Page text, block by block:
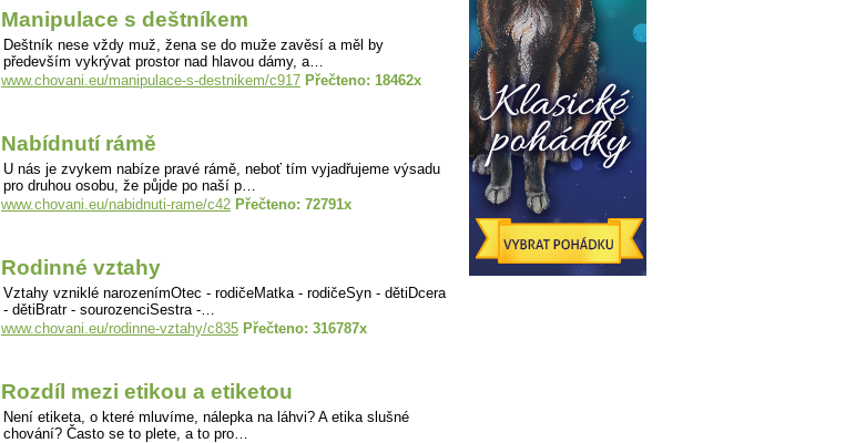
Manipulace s deštníkem
Deštník nese vždy muž, žena se do muže zavěsí a měl by
především vykrývat prostor nad hlavou dámy, a…
www.chovani.eu/manipulace-s-destnikem/c917 Přečteno: 18462x
Nabídnutí rámě
U nás je zvykem nabíze pravé rámě, neboť tím vyjadřujeme výsadu
pro druhou osobu, že půjde po naší p…
www.chovani.eu/nabidnuti-rame/c42 Přečteno: 72791x
Rodinné vztahy
Vztahy vzniklé narozenímOtec - rodičeMatka - rodičeSyn - dětiDcera
- dětiBratr - sourozenciSestra -…
www.chovani.eu/rodinne-vztahy/c835 Přečteno: 316787x
Rozdíl mezi etikou a etiketou
Není etiketa, o které mluvíme, nálepka na láhvi? A etika slušné
chování? Často se to plete, a to pro…